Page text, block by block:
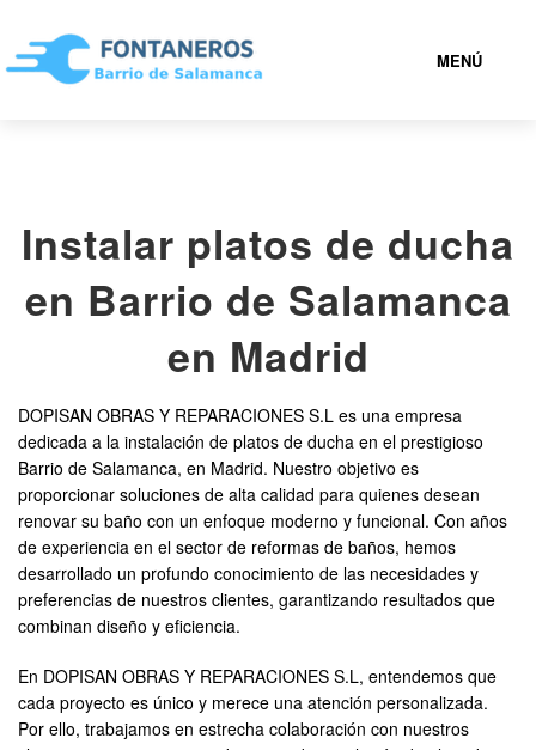
MENÚ
919 93 36 79
FONTANEROS BARRIO DE SALAMANCA BARATOS
CONTACTAR
Instalar platos de ducha
en Barrio de Salamanca
en Madrid
DOPISAN OBRAS Y REPARACIONES S.L es una empresa
dedicada a la instalación de platos de ducha en el prestigioso
Barrio de Salamanca, en Madrid. Nuestro objetivo es
proporcionar soluciones de alta calidad para quienes desean
renovar su baño con un enfoque moderno y funcional. Con años
de experiencia en el sector de reformas de baños, hemos
desarrollado un profundo conocimiento de las necesidades y
preferencias de nuestros clientes, garantizando resultados que
combinan diseño y eficiencia.
En DOPISAN OBRAS Y REPARACIONES S.L, entendemos que
cada proyecto es único y merece una atención personalizada.
Por ello, trabajamos en estrecha colaboración con nuestros